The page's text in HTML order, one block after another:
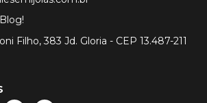
Filho, 383 Jd. Gloria - CEP 13.487-211